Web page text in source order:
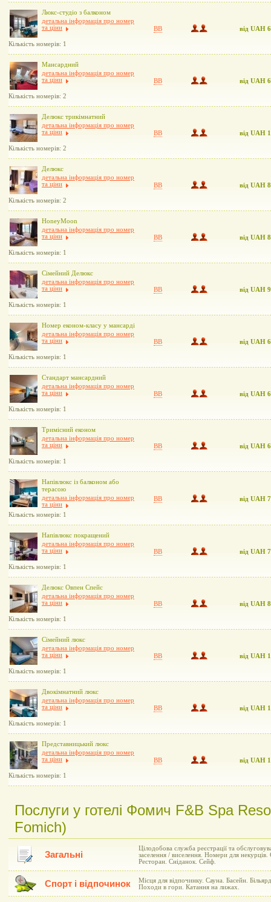
Люкс-студіо з балконом
детальна інформація про номер
та ціни
Кількість номерів: 1
BB від UAH
Мансардний
детальна інформація про номер
та ціни
Кількість номерів: 2
BB від UAH
Делюкс трикімнатний
детальна інформація про номер
та ціни
Кількість номерів: 2
BB від UAH
Делюкс
детальна інформація про номер
та ціни
Кількість номерів: 2
BB від UAH
HoneyMoon
детальна інформація про номер
та ціни
Кількість номерів: 1
BB від UAH
Сімейний Делюкс
детальна інформація про номер
та ціни
Кількість номерів: 1
BB від UAH
Номер економ-класу у мансарді
детальна інформація про номер
та ціни
Кількість номерів: 1
BB від UAH
Стандарт мансардний
детальна інформація про номер
та ціни
Кількість номерів: 1
BB від UAH
Тримісний економ
детальна інформація про номер
та ціни
Кількість номерів: 1
BB від UAH
Напівлюкс із балконом або
терасою
детальна інформація про номер
та ціни
Кількість номерів: 1
BB від UAH
Напівлюкс покращений
детальна інформація про номер
та ціни
Кількість номерів: 1
BB від UAH
Делюкс Овпен Спейс
детальна інформація про номер
та ціни
Кількість номерів: 1
BB від UAH
Сімейний люкс
детальна інформація про номер
та ціни
Кількість номерів: 1
BB від UAH
Двокімнатний люкс
детальна інформація про номер
та ціни
Кількість номерів: 1
BB від UAH
Представницький люкс
детальна інформація про номер
та ціни
Кількість номерів: 1
BB від UAH
Послуги у готелі Фомич F&B Spa
Fomich)
Загальні
Цілодобова служба реєстрації та
заселення / виселення. Номери для
Ресторан. Сніданок. Сейф.
Спорт і відпочинок
Місця для відпочинку. Сауна. Басейн.
Походи в гори. Катання на лижах.